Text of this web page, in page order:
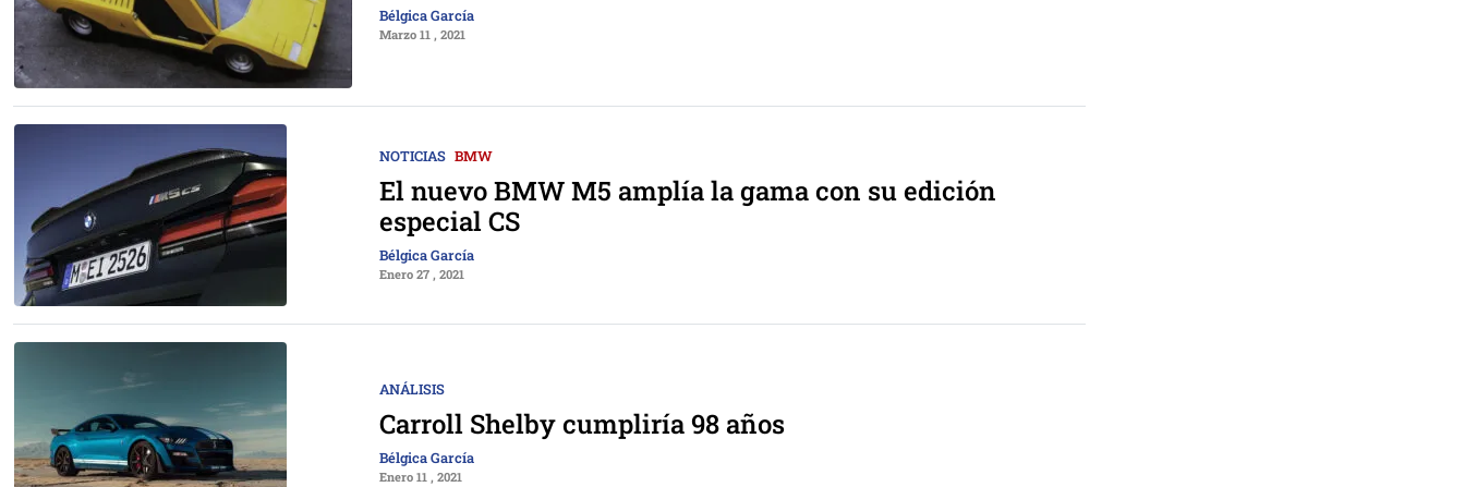
Bélgica García
Marzo 11 , 2021
NOTICIAS BMW
El nuevo BMW M5 amplía la gama con su edición
especial CS
Bélgica García
Enero 27 , 2021
ANÁLISIS
Carroll Shelby cumpliría 98 años
Bélgica García
Enero 11 , 2021